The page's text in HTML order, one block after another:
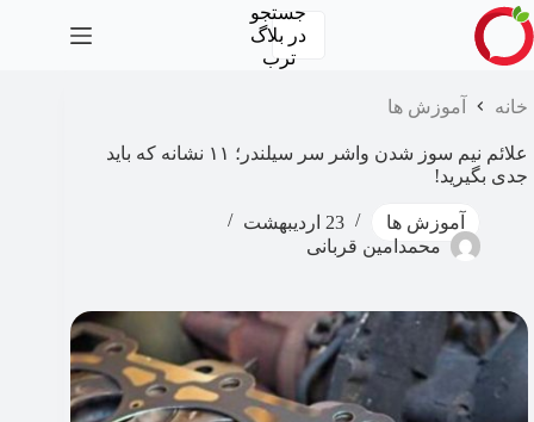
پرش
به
محتوا
جستجو
در بلاگ
ترب
خانه آموزش ها
علائم نیم سوز شدن واشر سر سیلندر؛ ۱۱ نشانه که باید
جدی بگیرید!
آموزش ها
23 اردیبهشت
محمدامین قربانی